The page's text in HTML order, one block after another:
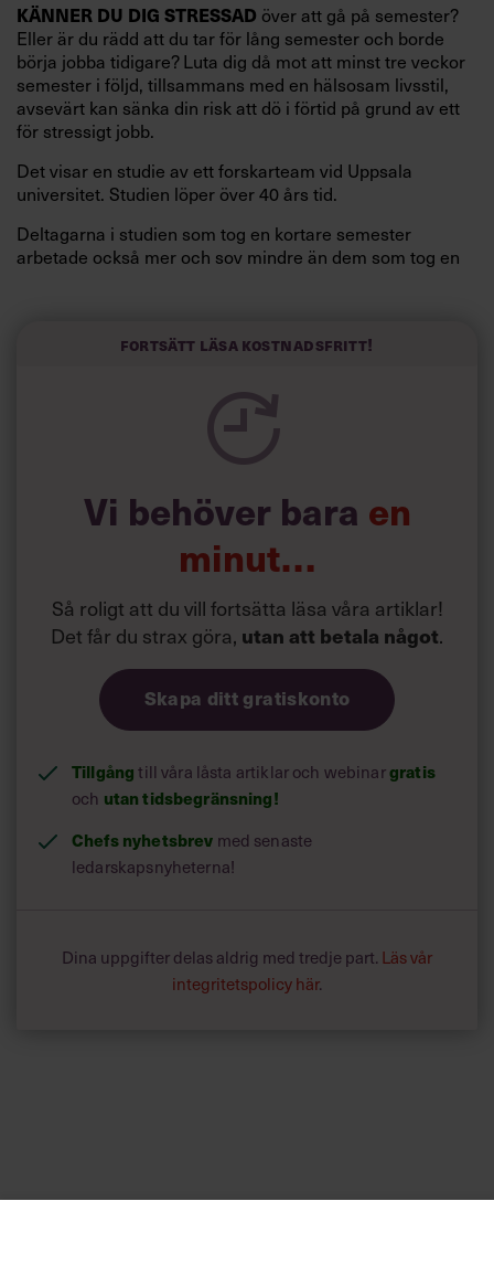
KÄNNER DU DIG STRESSAD över att gå på semester?
Eller är du rädd att du tar för lång semester och borde
börja jobba tidigare? Luta dig då mot att minst tre veckor
semester i följd, tillsammans med en hälsosam livsstil,
avsevärt kan sänka din risk att dö i förtid på grund av ett
för stressigt jobb.
Det visar en studie av ett forskarteam vid Uppsala
universitet. Studien löper över 40 års tid.
Deltagarna i studien som tog en kortare semester
arbetade också mer och sov mindre än dem som tog en
Forskarna tror sig dessutom kunna uttyda att en längre
försök att förändra livsstilsvanor.
Fortsätt läsa kostnadsfritt!
Vi behöver bara en
minut…
Så roligt att du vill fortsätta läsa våra artiklar!
Det får du strax göra, utan att betala något.
Skapa ditt gratiskonto
Tillgång till våra låsta artiklar och webinargratis
och utan tidsbegränsning!
Chefs nyhetsbrev med senaste
ledarskapsnyheterna!
Dina uppgifter delas aldrig med tredje part. Läs vår
integritetspolicy här.